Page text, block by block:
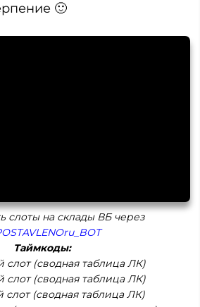
🙂
слоты на склады ВБ через
Таймкоды:
слот (сводная таблица ЛК)
слот (сводная таблица ЛК)
слот (сводная таблица ЛК)